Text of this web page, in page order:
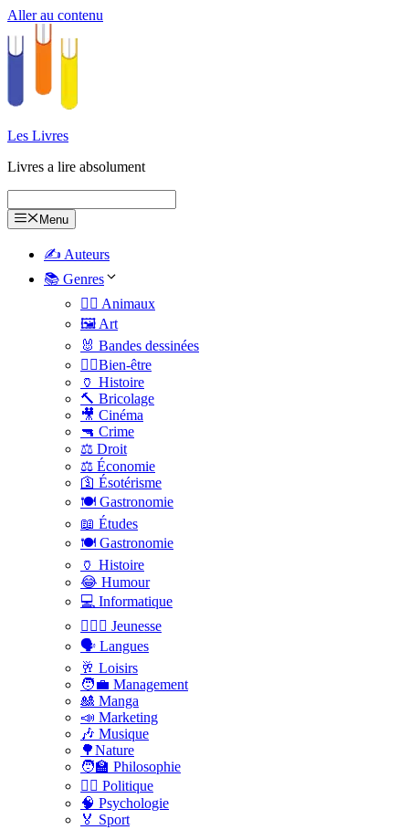
Aller au contenu
Les Livres
Livres a lire absolument
Menu
✍️ Auteurs
📚 Genres
🐕‍🦺 Animaux
🖼️ Art
🐰 Bandes dessinées
🧑‍⚕️Bien-être
🏺 Histoire
🔨 Bricolage
🎥 Cinéma
🔫 Crime
⚖️ Droit
⚖️ Économie
🛐 Ésotérisme
🍽️ Gastronomie
📖 Études
🍽️ Gastronomie
🏺 Histoire
😂 Humour
💻 Informatique
🤸🏽‍♀️ Jeunesse
🗣 Langues
🥂 Loisirs
🧑‍💼 Management
🎎 Manga
📣 Marketing
🎶 Musique
🌳Nature
🧑‍🏫 Philosophie
👨‍⚖️ Politique
🧠 Psychologie
🏅 Sport